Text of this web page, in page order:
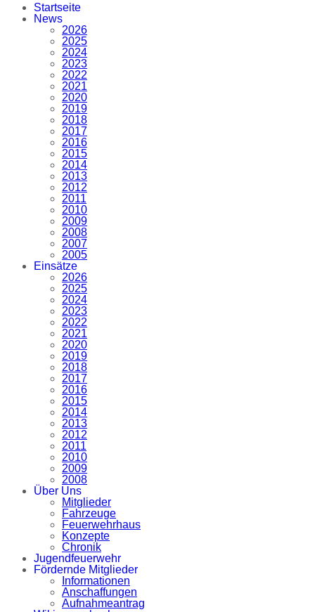
Startseite
News
2026
2025
2024
2023
2022
2021
2020
2019
2018
2017
2016
2015
2014
2013
2012
2011
2010
2009
2008
2007
2005
Einsätze
2026
2025
2024
2023
2022
2021
2020
2019
2018
2017
2016
2015
2014
2013
2012
2011
2010
2009
2008
Über Uns
Mitglieder
Fahrzeuge
Feuerwehrhaus
Konzepte
Chronik
Jugendfeuerwehr
Fördernde Mitglieder
Informationen
Anschaffungen
Aufnahmeantrag